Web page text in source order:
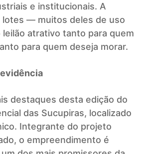
e institucionais. A
lotes — muitos deles de uso
atrativo tanto para quem
para quem deseja morar.
destaques desta edição do
das Sucupiras, localizado
Integrante do projeto
o empreendimento é